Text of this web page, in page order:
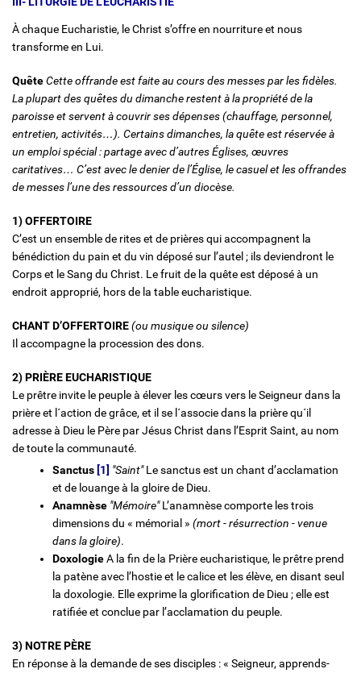
À chaque Eucharistie, le Christ s’offre en nourriture et nous
transforme en Lui.
QuêteCette offrande est faite au cours des messes par les fidèles.
La plupart des quêtes du dimanche restent à la propriété de la
paroisse et servent à couvrir ses dépenses(chauffage, personnel,
entretien, activités…). Certains dimanches, la quête est réservée à
un emploi spécial : partage avec d’autres Églises, œuvres
caritatives… C’est avec le denier de l’Église, le casuel et les offrandes
de messes l’une des ressources d’un diocèse.
1) OFFERTOIRE
C’est un ensemble de rites et de prières qui accompagnent la
bénédiction du pain et du vin déposé sur l’autel ; ils deviendront le
Corps et le Sang du Christ. Le fruit de la quête est déposé à un
endroit approprié, hors de la table eucharistique.
CHANT D’OFFERTOIRE(ou musique ou silence)
Il accompagne la procession des dons.
2) PRIÈRE EUCHARISTIQUE
Le prêtre invite le peuple à élever les cœurs vers le Seigneur dans la
prière et l´action de grâce, et il se l´associe dans la prière qu´il
adresse à Dieu le Père par Jésus Christ dans l’Esprit Saint, au nom
de toute la communauté.
Sanctus [1] "Saint"Le sanctus est un chant d’acclamation
et de louange à la gloire de Dieu.
Anamnèse "Mémoire"L’anamnèse comporte les trois
dimensions du « mémorial » (mort - résurrection - venue
dans la gloire).
DoxologieA la fin de la Prière eucharistique, le prêtre prend
la patène avec l’hostie et le calice et les élève, en disant seul
la doxologie. Elle exprime la glorification de Dieu ; elle est
ratifiée et conclue par l’acclamation du peuple.
3) NOTRE PÈRE
En réponse à la demande de ses disciples : « Seigneur, apprends-